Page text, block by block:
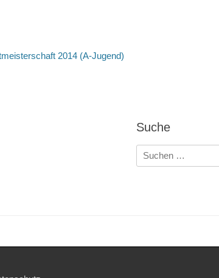
2014 (A-Jugend)
Suche
Suchen
nach: